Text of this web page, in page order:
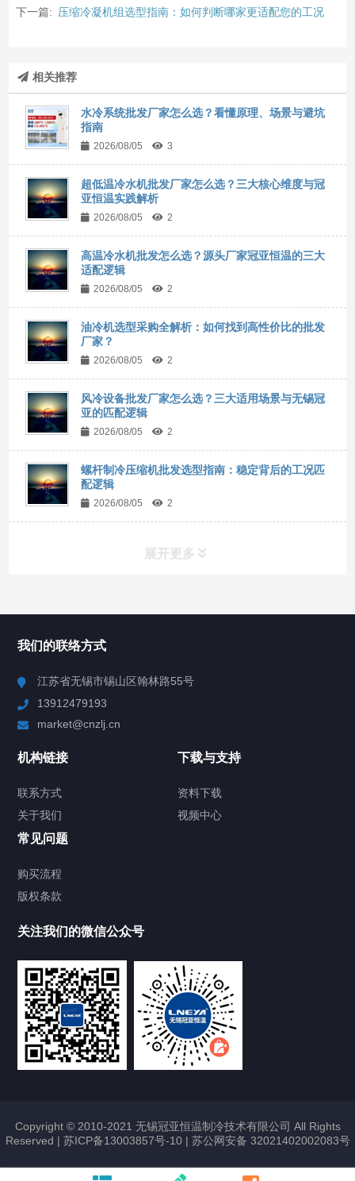
下一篇: 压缩冷凝机组选型指南：如何判断哪家更适配您的工况
相关推荐
水冷系统批发厂家怎么选？看懂原理、场景与避坑
指南
2026/08/05 3
超低温冷水机批发厂家怎么选？三大核心维度与冠
亚恒温实践解析
2026/08/05 2
高温冷水机批发怎么选？源头厂家冠亚恒温的三大
适配逻辑
2026/08/05 2
油冷机选型采购全解析：如何找到高性价比的批发
厂家？
2026/08/05 2
风冷设备批发厂家怎么选？三大适用场景与无锡冠
亚的匹配逻辑
2026/08/05 2
螺杆制冷压缩机批发选型指南：稳定背后的工况匹
配逻辑
2026/08/05 2
展开更多
Chiller高精度制冷循环器
TCU温度控制单元
Chiller气体控温系统
Chamber试验箱
FREEZER低温箱
VOCs冷凝回收装置
我们的联络方式
江苏省无锡市锡山区翰林路55号
13912479193
market@cnzlj.cn
机构链接
联系方式
关于我们
下载与支持
资料下载
视频中心
常见问题
购买流程
版权条款
关注我们的微信公众号
Copyright © 2010-2021 无锡冠亚恒温制冷技术有限公司 All Rights
Reserved | 苏ICP备13003857号-10| 苏公网安备 32021402002083号